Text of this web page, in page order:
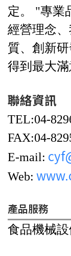
定。 "專業
經營理念
質、創新
得到最大滿
聯絡資訊
TEL:04-
FAX:04-
E-mail:
Web:
產品服務
食品機械